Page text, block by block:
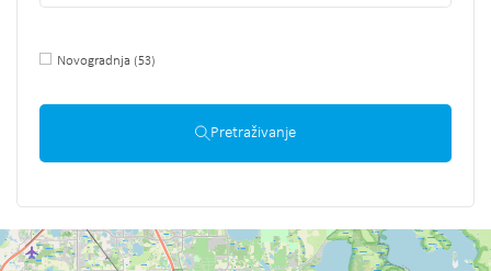
Novogradnja (53)
Pretraživanje